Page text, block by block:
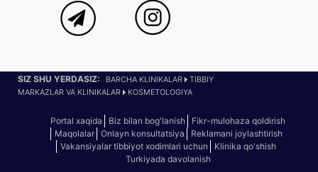
SIZ SHU YERDASIZ: BARCHA KLINIKALAR
TIBBIY
MARKAZLAR VA KLINIKALAR
KOSMETOLOGIYA
Portal xaqida Biz bilan bog'lanish
Fikr-mulohaza qoldirish
Maqolalar
Onlayn konsultatsiya
Reklamani joylashtirish
Vakansiyalar tibbiyot xodimlari uchun
Klinika qo'shish
Turkiyada davolanish